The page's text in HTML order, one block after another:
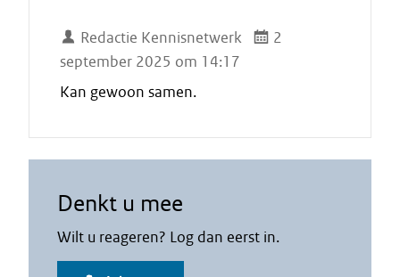
Redactie Kennisnetwerk
2
september 2025 om 14:17
Kan gewoon samen.
Denkt u mee
Wilt u reageren? Log dan eerst in.